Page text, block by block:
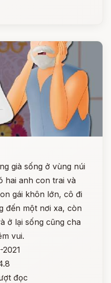
già sống ở vùng núi
hai anh con trai và
gái khôn lớn, cô đi
đến một nơi xa, còn
ở lại sống cũng cha
vui.
2021
đọc